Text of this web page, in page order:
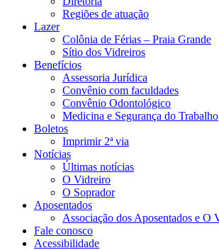
Regiões de atuação
Lazer
Colônia de Férias – Praia Grande
Sítio dos Vidreiros
Benefícios
Assessoria Jurídica
Convênio com faculdades
Convênio Odontológico
Medicina e Segurança do Trabalho
Boletos
Imprimir 2ª via
Notícias
Últimas notícias
O Vidreiro
O Soprador
Aposentados
Associação dos Aposentados e O
Fale conosco
Acessibilidade